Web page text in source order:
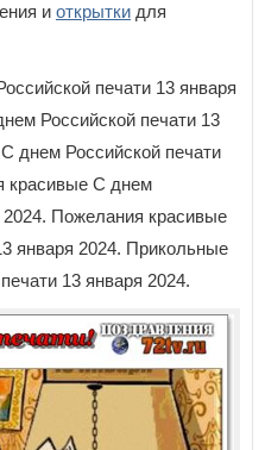
и открытки для
печати 13 января
Российской печати 13
днем Российской печати
красивые С днем
2024. Пожелания красивые
января 2024. Прикольные
13 января 2024.